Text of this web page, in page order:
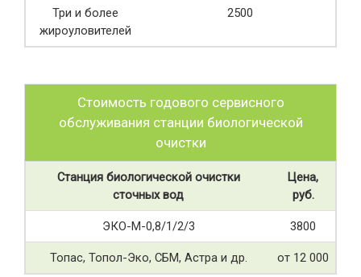
Три и более
жироуловителей
2500
Стоимость годового сервисного
обслуживания станции биологической
очистки
Станция биологической очистки
сточных вод
Цена,
руб.
ЭКО-М-0,8/1/2/3 3800
Топас, Топол-Эко, СБМ, Астра и др. от 12 000